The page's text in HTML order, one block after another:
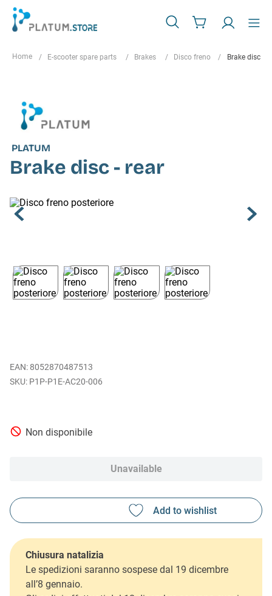
E-scooter spare parts Brakes Disco freno Brake disc -
PLATUM
Brake disc - rear
EAN: 8052870487513
P1P-P1E-AC20-006
Non disponibile
Unavailable
Chiusura natalizia
Le spedizioni saranno sospese dal 19 dicembre
all’8 gennaio.